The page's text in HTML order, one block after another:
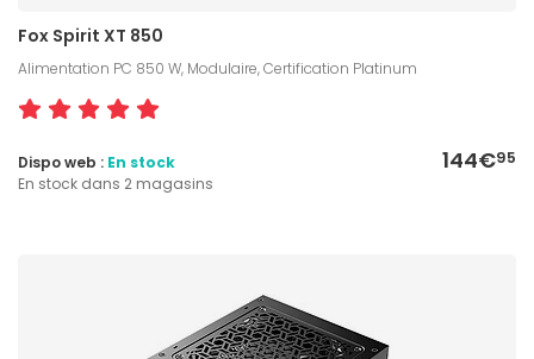
Fox Spirit XT 850
Alimentation PC 850 W, Modulaire, Certification Platinum
144€95
Dispo web : En stock
En stock dans 2 magasins